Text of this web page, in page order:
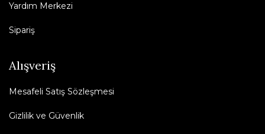
Yardım Merkezi
Sipariş
Alışveriş
Mesafeli Satış Sözleşmesi
Gizlilik ve Güvenlik